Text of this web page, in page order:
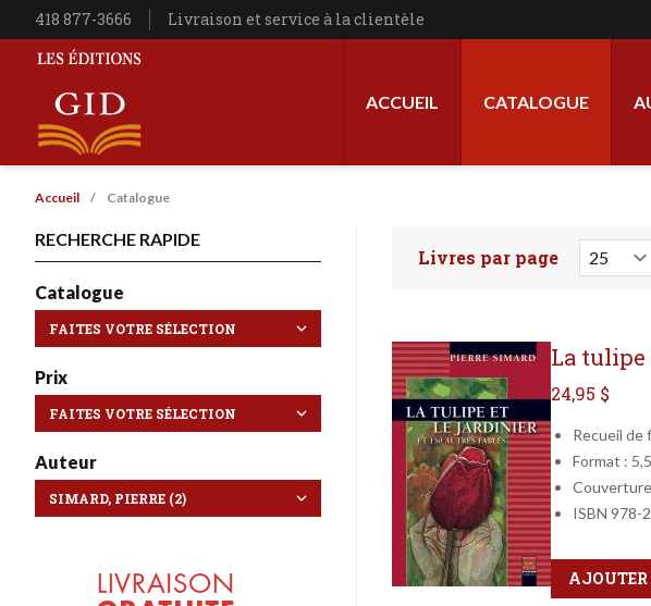
Aller au contenu principal
Téléphone
418 877-3666 Livraison et service à la clientèle
ACCUEIL CATALOGUE
Fil d'Ariane
Accueil Catalogue
Faites votre recherche ici
Livres par page
La tulipe
24,95 $
Recueil de
Format :
ISBN 978-
Qté
Format
RECHERCHE RAPIDE
Catalogue
Prix
Auteur